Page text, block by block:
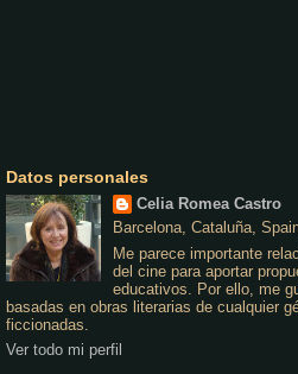
Datos personales
Celia Romea Castro
Barcelona, Cataluña,
Me parece importante
del cine para aportar
educativos. Por ello, me
basadas en obras literarias de cualquier
ficcionadas.
Ver todo mi perfil